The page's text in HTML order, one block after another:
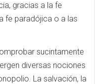
gracias a la fe
fe paradójica o a las
sucintamente
diversas nociones
La salvación, la